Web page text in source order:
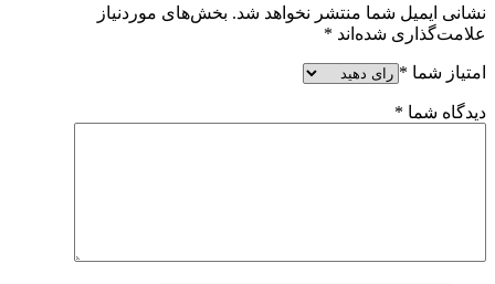
نشانی ایمیل شما منتشر نخواهد شد. بخش‌های موردنیاز
علامت‌گذاری شده‌اند *
امتیاز شما *
دیدگاه شما *